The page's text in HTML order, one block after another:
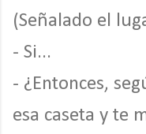
(Señalado el
- Si...
- ¿Entonces,
esa caseta y te